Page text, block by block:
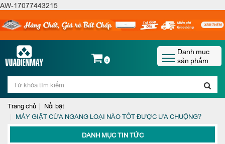
AW-17077443215
0
Danh mục
sản phẩm
Trang chủ
Nổi bật
MÁY GIẶT CỬA NGANG LOẠI NÀO TỐT ĐƯỢC ƯA CHUỘNG?
DANH MỤC TIN TỨC